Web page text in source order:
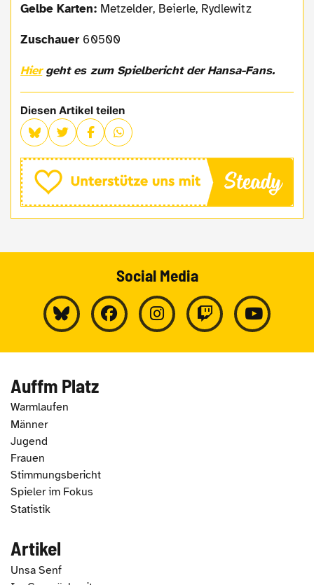
Gelbe Karten:Metzelder, Beierle, Rydlewitz
Zuschauer 60500
Hiergeht es zum Spielbericht der Hansa-Fans.
Diesen Artikel teilen
Social Media
Auffm Platz
Warmlaufen
Männer
Jugend
Frauen
Stimmungsbericht
Spieler im Fokus
Statistik
Artikel
Unsa Senf